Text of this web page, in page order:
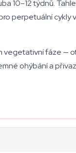
10–12 týdnů.
perpetuální cykly
fáze —
ohýbání a